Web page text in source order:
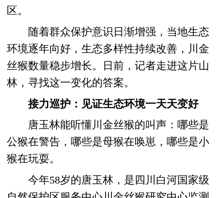
区。
随着群众保护意识日渐增强，当地生态
环境逐年向好，生态多样性持续改善，川金
丝猴数量稳步增长。日前，记者走进这片山
林，寻找这一变化的答案。
接力巡护：见证生态环境一天天变好
唐玉林能听懂川金丝猴的叫声：哪些是
公猴在警告，哪些是母猴在唤崽，哪些是小
猴在玩耍。
今年58岁的唐玉林，是四川白河国家级